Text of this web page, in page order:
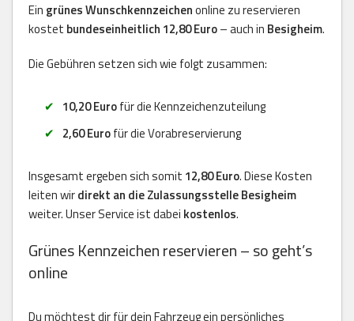
Ein grünes Wunschkennzeichenonline zu reservieren
kostet bundeseinheitlich 12,80 Euro– auch in Besigheim.
Die Gebühren setzen sich wie folgt zusammen:
10,20 Eurofür die Kennzeichenzuteilung
2,60 Eurofür die Vorabreservierung
Insgesamt ergeben sich somit 12,80 Euro. Diese Kosten
leiten wirdirekt an die Zulassungsstelle Besigheim
weiter. Unser Service ist dabei kostenlos.
Grünes Kennzeichen reservieren – so geht’s
online
Du möchtest dir für dein Fahrzeug ein persönliches